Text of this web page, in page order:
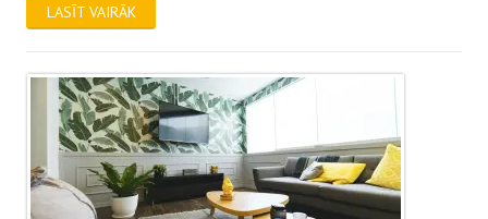
LASĪT VAIRĀK